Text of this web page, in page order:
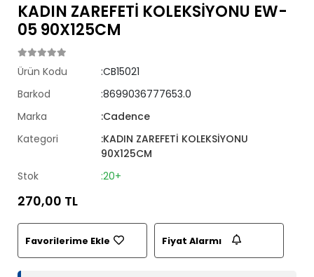
KADIN ZAREFETİ KOLEKSİYONU EW-
05 90X125CM
Ürün Kodu
:CB15021
Barkod
:8699036777653.0
Marka
:Cadence
Kategori
:KADIN ZAREFETİ KOLEKSİYONU
90X125CM
Stok
:20+
270,00 TL
Favorilerime Ekle Fiyat Alarmı